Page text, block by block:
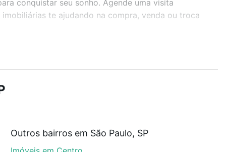
conquistar seu sonho. Agende uma visita
te ajudando na compra, venda ou troca
os filtros como quantidade de quartos, suítes, com
salão de festas ou área verde e encontrar
custam a partir de R$ 0 e com nossas opções de
Outros bairros em São Paulo, SP